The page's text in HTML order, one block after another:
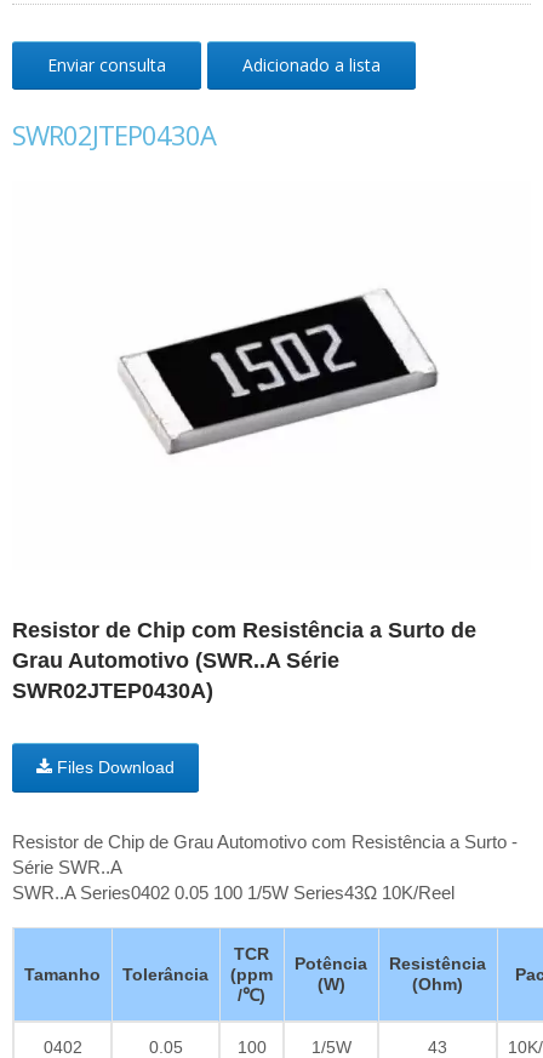
Enviar consulta Adicionado a lista
SWR02JTEP0430A
Resistor de Chip com Resistência a Surto de
Grau Automotivo (SWR..A Série
SWR02JTEP0430A)
Files Download
Resistor de Chip de Grau Automotivo com Resistência a Surto -
Série SWR..A
SWR..A Series0402 0.05 100 1/5W Series43Ω 10K/Reel
Tamanho Tolerância
TCR
(ppm
/℃)
Potência
(W)
Resistência
(Ohm)
0402 0.05 100 1/5W 43